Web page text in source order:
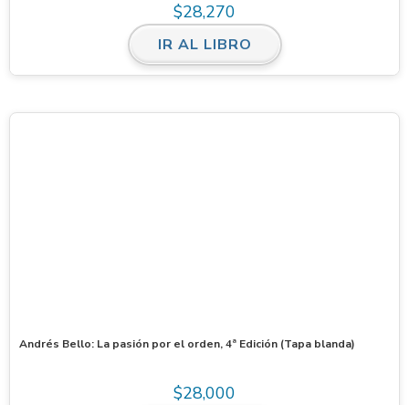
$28,270
IR AL LIBRO
Andrés Bello: La pasión por el orden, 4ª Edición (Tapa blanda)
$28,000